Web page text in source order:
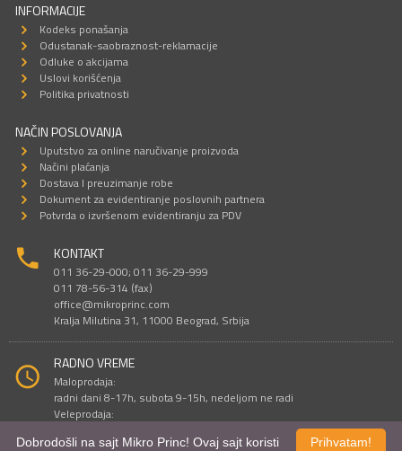
INFORMACIJE
Kodeks ponašanja
Odustanak-saobraznost-reklamacije
Odluke o akcijama
Uslovi korišćenja
Politika privatnosti
NAČIN POSLOVANJA
Uputstvo za online naručivanje proizvoda
Načini plaćanja
Dostava I preuzimanje robe
Dokument za evidentiranje poslovnih partnera
Potvrda o izvršenom evidentiranju za PDV
KONTAKT
011 36-29-000; 011 36-29-999
011 78-56-314 (fax)
office@mikroprinc.com
Kralja Milutina 31, 11000 Beograd, Srbija
RADNO VREME
Maloprodaja:
radni dani 8-17h, subota 9-15h, nedeljom ne radi
Veleprodaja:
Prihvatam!
Dobrodošli na sajt Mikro Princ! Ovaj sajt koristi